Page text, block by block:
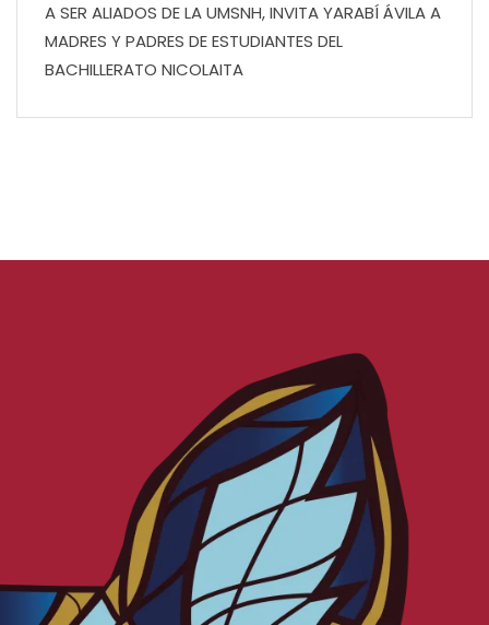
A SER ALIADOS DE LA UMSNH, INVITA YARABÍ ÁVILA A
MADRES Y PADRES DE ESTUDIANTES DEL
BACHILLERATO NICOLAITA